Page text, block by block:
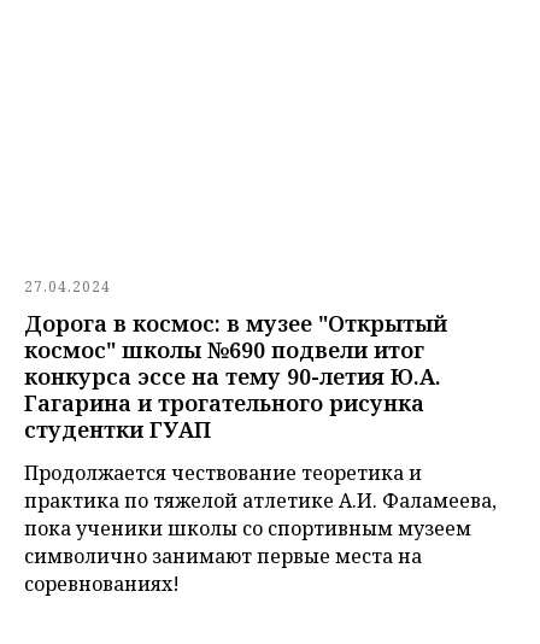
27.04.2024
Дорога в космос: в музее "Открытый
космос" школы №690 подвели итог
конкурса эссе на тему 90-летия Ю.А.
Гагарина и трогательного рисунка
студентки ГУАП
Продолжается чествование теоретика и
практика по тяжелой атлетике А.И. Фаламеева,
пока ученики школы со спортивным музеем
символично занимают первые места на
соревнованиях!